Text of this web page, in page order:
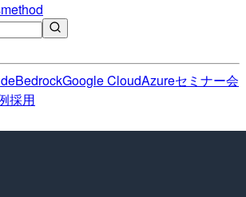
BedrockGoogle CloudAzureセミナー会
採用